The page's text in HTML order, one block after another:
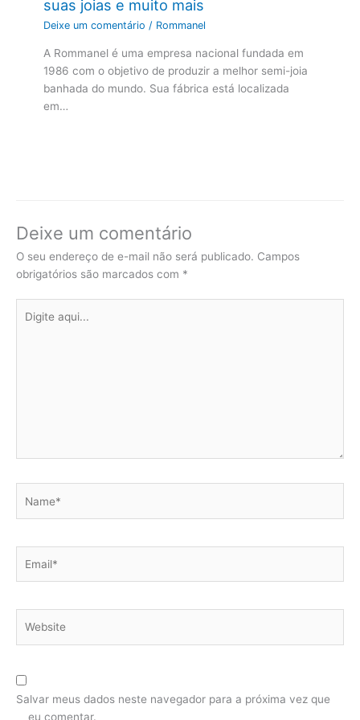
suas joias e muito mais
Deixe um comentário / Rommanel
A Rommanel é uma empresa nacional fundada em
1986 com o objetivo de produzir a melhor semi-joia
banhada do mundo. Sua fábrica está localizada
em…
Deixe um comentário
O seu endereço de e-mail não será publicado. Campos
obrigatórios são marcados com *
aqui...
Salvar meus dados neste navegador para a próxima vez que
eu comentar.